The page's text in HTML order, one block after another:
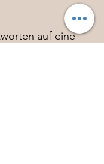
auf eine